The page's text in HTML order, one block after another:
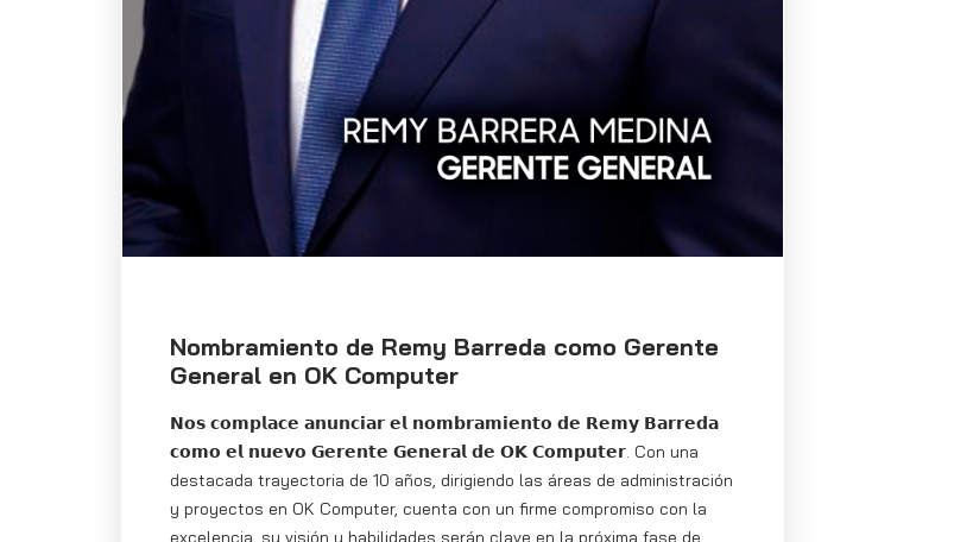
Nombramiento de Remy Barreda como Gerente
General en OK Computer
𝗡𝗼𝘀 𝗰𝗼𝗺𝗽𝗹𝗮𝗰𝗲 𝗮𝗻𝘂𝗻𝗰𝗶𝗮𝗿 𝗲𝗹 𝗻𝗼𝗺𝗯𝗿𝗮𝗺𝗶𝗲𝗻𝘁𝗼 𝗱𝗲 𝗥𝗲𝗺𝘆 𝗕𝗮𝗿𝗿𝗲𝗱𝗮
𝗰𝗼𝗺𝗼 𝗲𝗹 𝗻𝘂𝗲𝘃𝗼 𝗚𝗲𝗿𝗲𝗻𝘁𝗲 𝗚𝗲𝗻𝗲𝗿𝗮𝗹 𝗱𝗲 𝗢𝗞 𝗖𝗼𝗺𝗽𝘂𝘁𝗲𝗿. Con una
destacada trayectoria de 10 años, dirigiendo las áreas de administración
y proyectos en OK Computer, cuenta con un firme compromiso con la
excelencia, su visión y habilidades serán clave en la próxima fase de